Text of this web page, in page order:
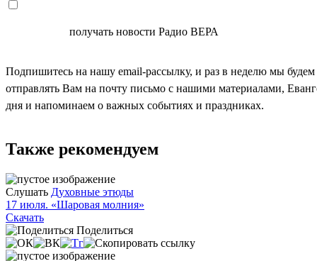
получать новости Радио ВЕРА
Подпишитесь на нашу email-рассылку, и раз в неделю мы будем
отправлять Вам на почту письмо с нашими материалами,
дня и напоминаем о важных событиях и праздниках.
Также рекомендуем
Слушать Духовные этюды
17 июля. «Шаровая молния»
Скачать
Поделиться